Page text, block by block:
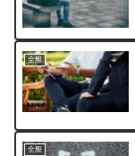
全般
全般